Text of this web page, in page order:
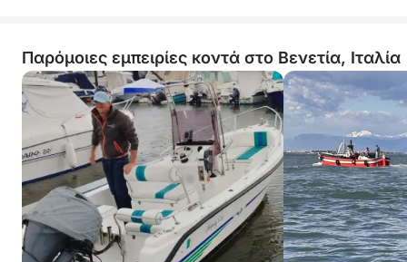
Παρόμοιες εμπειρίες κοντά στο Βενετία, Ιταλία